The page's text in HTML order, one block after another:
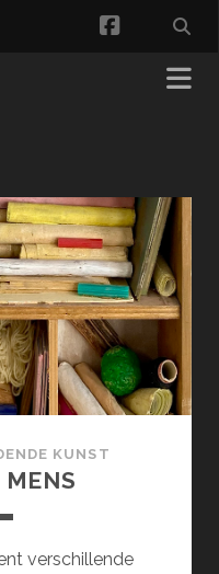
facebook
KUNST
verschillende